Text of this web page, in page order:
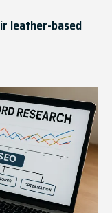
leather-based